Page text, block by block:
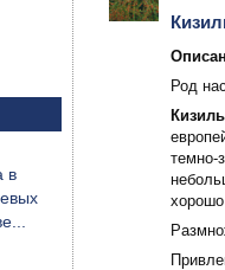
в
Род
темно-